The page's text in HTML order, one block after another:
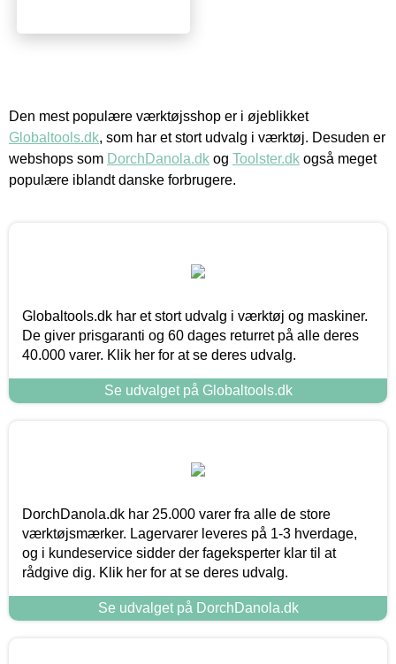
Den mest populære værktøjsshop er i øjeblikket
Globaltools.dk, som har et stort udvalg i værktøj. Desuden er
webshops som DorchDanola.dk og Toolster.dk også meget
populære iblandt danske forbrugere.
Globaltools.dk har et stort udvalg i værktøj og maskiner.
De giver prisgaranti og 60 dages returret på alle deres
40.000 varer. Klik her for at se deres udvalg.
Se udvalget på Globaltools.dk
DorchDanola.dk har 25.000 varer fra alle de store
værktøjsmærker. Lagervarer leveres på 1-3 hverdage,
og i kundeservice sidder der fageksperter klar til at
rådgive dig. Klik her for at se deres udvalg.
Se udvalget på DorchDanola.dk